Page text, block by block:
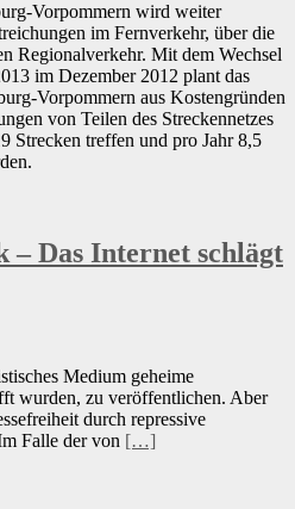
Vorpommern wird weiter
im Fernverkehr, über die
Regionalverkehr. Mit dem Wechsel
im Dezember 2012 plant das
Vorpommern aus Kostengründen
von Teilen des Streckennetzes
Strecken treffen und pro Jahr 8,5
– Das Internet schlägt
Medium geheime
wurden, zu veröffentlichen. Aber
durch repressive
Falle der von […]